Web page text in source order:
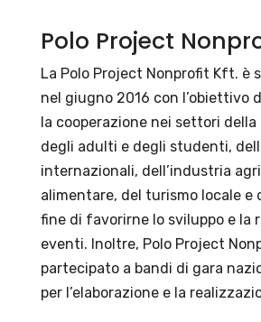
Polo Project
La Polo Project Nonprofit Kft. è
nel giugno 2016 con l’obiettivo
la cooperazione nei settori
degli adulti e degli studenti,
internazionali, dell’industria
alimentare, del turismo locale e
fine di favorirne lo sviluppo e la
eventi. Inoltre, Polo Project
partecipato a bandi di gara
per l’elaborazione e la